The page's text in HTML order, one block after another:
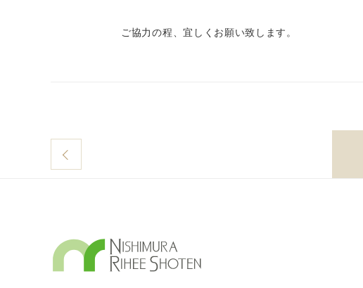
ご協力の程、宜しくお願い致します。